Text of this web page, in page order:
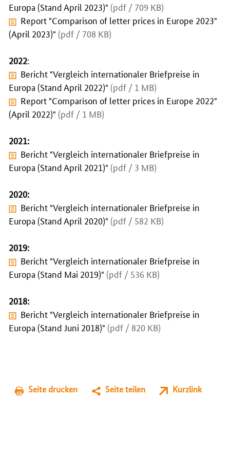
Europa (Stand April 2023)" (pdf / 709 KB)
Report "Comparison of letter prices in Europe 2023"
(April 2023)" (pdf / 708 KB)
2022:
Bericht "Vergleich internationaler Briefpreise in
Europa (Stand April 2022)" (pdf / 1 MB)
Report "Comparison of letter prices in Europe 2022"
(April 2022)" (pdf / 1 MB)
2021:
Bericht "Vergleich internationaler Briefpreise in
Europa (Stand April 2021)" (pdf / 3 MB)
2020:
Bericht "Vergleich internationaler Briefpreise in
Europa (Stand April 2020)" (pdf / 582 KB)
2019:
Bericht "Vergleich internationaler Briefpreise in
Europa (Stand Mai 2019)" (pdf / 536 KB)
2018:
Bericht "Vergleich internationaler Briefpreise in
Europa (Stand Juni 2018)" (pdf / 820 KB)
Seite drucken Seite teilen Kurzlink